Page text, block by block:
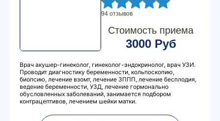
94 отзывов
Стоимость приема
3000 Руб
Врач акушер-гинеколог, гинеколог-эндокринолог, врач УЗИ.
Проводит диагностику беременности, кольпоскопию,
биопсию, лечение взомт, лечение ЗППП, лечение бесплодия,
ведение беременности, УЗД, лечение гормонально
обусловленных заболеваний, занимается подбором
контрацептивов, лечением шейки матки.